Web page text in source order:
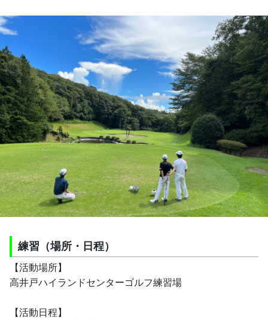
練習（場所・日程）
【活動場所】
高井戸ハイランドセンターゴルフ練習場
【活動日程】